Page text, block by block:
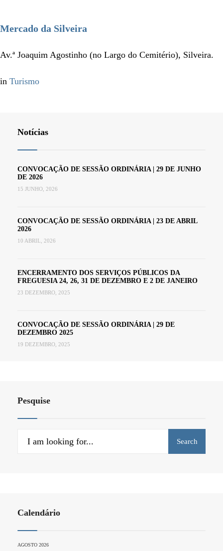
Mercado da Silveira
Av.ª Joaquim Agostinho (no Largo do Cemitério), Silveira.
in Turismo
Notícias
CONVOCAÇÃO DE SESSÃO ORDINÁRIA | 29 DE JUNHO
DE 2026
15 JUNHO, 2026
CONVOCAÇÃO DE SESSÃO ORDINÁRIA | 23 DE ABRIL
2026
10 ABRIL, 2026
ENCERRAMENTO DOS SERVIÇOS PÚBLICOS DA
FREGUESIA 24, 26, 31 DE DEZEMBRO E 2 DE JANEIRO
23 DEZEMBRO, 2025
CONVOCAÇÃO DE SESSÃO ORDINÁRIA | 29 DE
DEZEMBRO 2025
19 DEZEMBRO, 2025
Pesquise
Search
Calendário
AGOSTO 2026